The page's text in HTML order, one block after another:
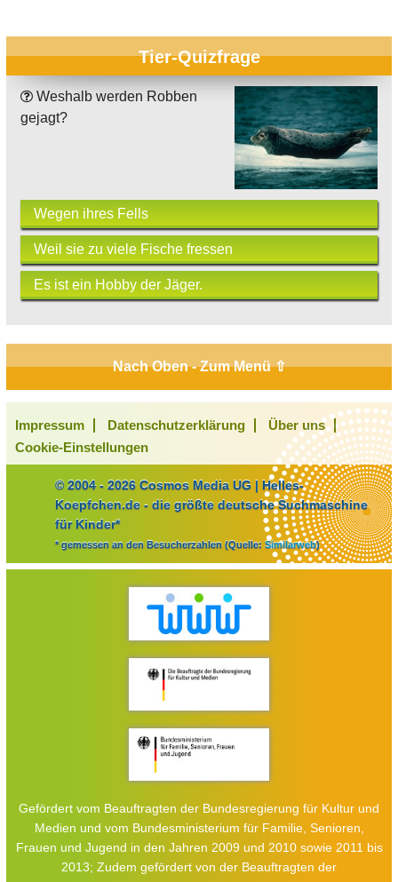
Tier-Quizfrage
Weshalb werden Robben
gejagt?
Wegen ihres Fells
Weil sie zu viele Fische fressen
Es ist ein Hobby der Jäger.
Nach Oben - Zum Menü ⇧
Impressum Datenschutzerklärung
Über uns
Cookie-Einstellungen
© 2004 - 2026 Cosmos Media UG | Helles-
Koepfchen.de - die größte deutsche Suchmaschine
für Kinder*
* gemessen an den Besucherzahlen (Quelle: Similarweb)
Gefördert vom Beauftragten der Bundesregierung für Kultur und
Medien und vom Bundesministerium für Familie, Senioren,
Frauen und Jugend in den Jahren 2009 und 2010 sowie 2011 bis
2013; Zudem gefördert von der Beauftragten der